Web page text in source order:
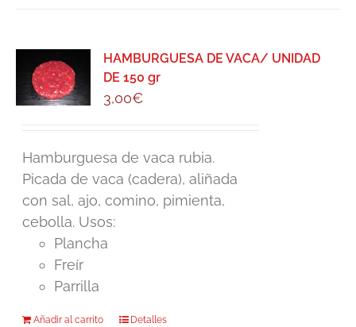
HAMBURGUESA DE VACA/ UNIDAD
DE 150 gr
3,00€
Hamburguesa de vaca rubia.
Picada de vaca (cadera), aliñada
con sal, ajo, comino, pimienta,
cebolla. Usos:
Plancha
Freír
Parrilla
Añadir al carrito Detalles